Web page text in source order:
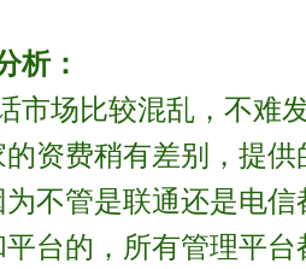
析：
市场比较混乱，不难
资费稍有差别，提
不管是联通还是电
台的，所有管理平